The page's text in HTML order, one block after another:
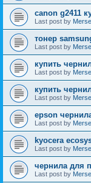
canon g2411
Last post by
тонер
Last post by
купить
Last post by
купить
Last post by
epson
Last post by
kyocera
Last post by
чернила для
Last post by